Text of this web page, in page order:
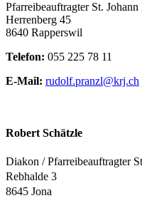
Pfarreibeauftragter St.
Herrenberg 45
8640 Rapperswil
Telefon: 055 225 78 11
E-Mail: rudolf.pranzl@krj.ch
Robert Schätzle
Diakon / Pfarreibeauftragter
Rebhalde 3
8645 Jona